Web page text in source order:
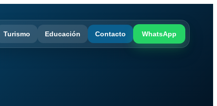
Turismo Educación Contacto WhatsApp